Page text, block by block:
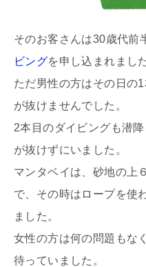
そのお客さんは30歳代前
ビングを申し込まれまし
ただ男性の方はその日の
が抜けませんでした。
2本目のダイビングも潜
が抜けずにいました。
マンタベイは、砂地の上
で、その時はロープを使
ました。
女性の方は何の問題もな
待っていました。